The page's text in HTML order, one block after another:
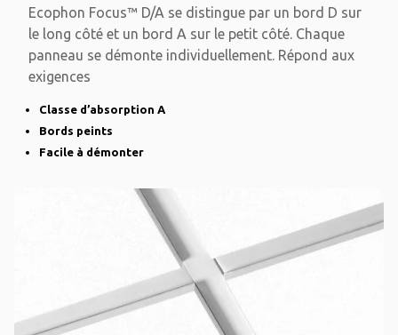
Ecophon Focus™ D/A se distingue par un bord D sur
le long côté et un bord A sur le petit côté. Chaque
panneau se démonte individuellement. Répond aux
exigences
Classe d’absorption A
Bords peints
Facile à démonter